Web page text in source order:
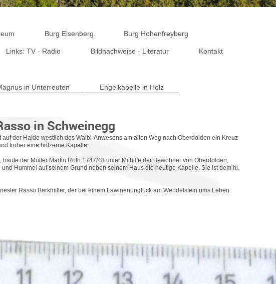
Burg Eisenberg Burg Hohenfreyberg
Links: TV - Radio Bildnachweise - Literatur Kontakt
in Unterreuten Engelkapelle in Holz
in Schweinegg
auf der Halde westlich des Waibl-Anwesens am alten Weg nach Oberdolden ein Kreuz
früher eine hölzerne Kapelle.
baute der Müller Martin Roth 1747/48 unter Mithilfe der Bewohner von Oberdolden,
Hummel auf seinem Grund neben seinem Haus die heutige Kapelle. Sie ist dem hl.
Rasso Berkmiller, der bei einem Lawinenunglück am Wendelstein ums Leben